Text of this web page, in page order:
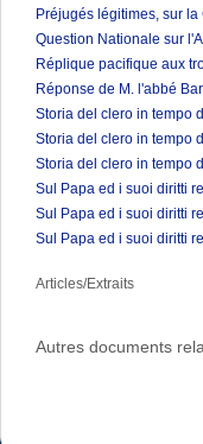
Préjugés légitimes, sur
Question Nationale sur
Réplique pacifique aux
Réponse de M. l'abbé
Storia del clero in tempo
Storia del clero in tempo
Storia del clero in tempo
Sul Papa ed i suoi diritti
Sul Papa ed i suoi diritti
Sul Papa ed i suoi diritti
Articles/Extraits
Autres documents